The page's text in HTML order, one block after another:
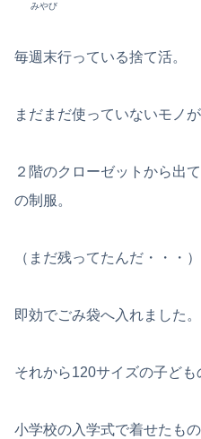
みやび
毎週末行っている捨て活。
まだまだ使っていないモノ
２階のクローゼットから出
の制服。
（まだ残ってたんだ・・・）
即効でごみ袋へ入れました。
それから120サイズの子ども
小学校の入学式で着せたも